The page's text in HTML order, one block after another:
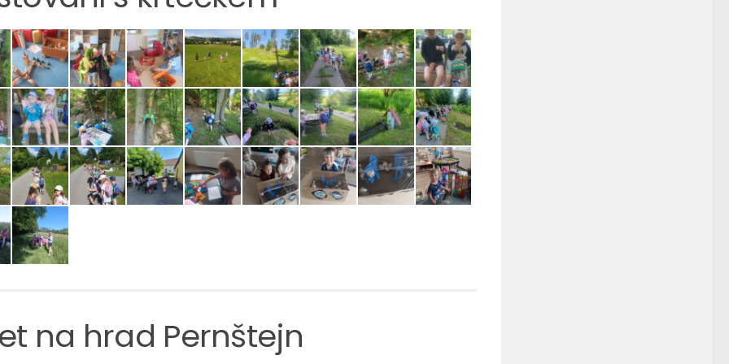
na hrad Pernštejn